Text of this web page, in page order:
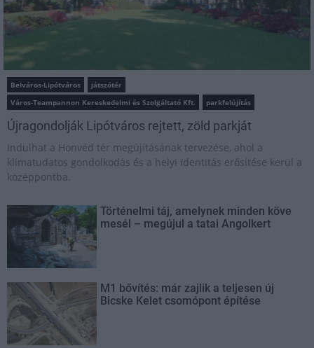
Belváros-Lipótváros
játszótér
Város-Teampannon Kereskedelmi és Szolgáltató Kft.
parkfelújítás
Újragondolják Lipótváros rejtett, zöld parkját
Indulhat a Honvéd tér megújításának tervezése, ahol a
klímatudatos gondolkodás és a helyi identitás erősítése kerül a
középpontba.
Történelmi táj, amelynek minden köve
mesél – megújul a tatai Angolkert
M1 bővítés: már zajlik a teljesen új
Bicske Kelet csomópont építése